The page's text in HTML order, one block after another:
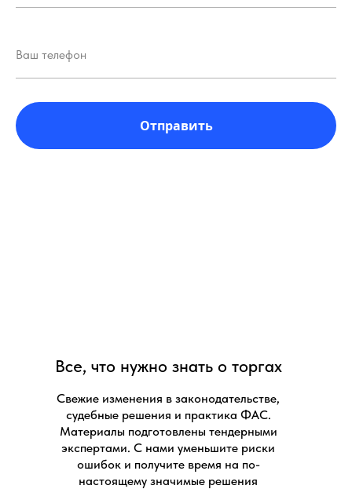
Отправить
Все, что нужно знать о торгах
Свежие изменения в законодательстве,
судебные решения и практика ФАС.
Материалы подготовлены тендерными
экспертами. С нами уменьшите риски
ошибок и получите время на по-
настоящему значимые решения